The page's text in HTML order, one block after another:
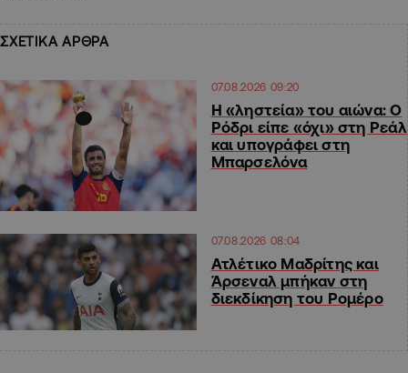
ΣΧΕΤΙΚΑ ΑΡΘΡΑ
07.08.2026 09:20
Η «ληστεία» του αιώνα: Ο
Ρόδρι είπε «όχι» στη Ρεάλ
και υπογράφει στη
Μπαρσελόνα
07.08.2026 08:04
Ατλέτικο Μαδρίτης και
Άρσεναλ μπήκαν στη
διεκδίκηση του Ρομέρο